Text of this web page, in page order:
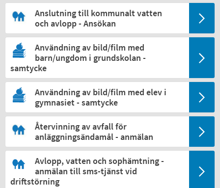
Anslutning till kommunalt vatten
och avlopp - Ansökan
Användning av bild/film med
barn/ungdom i grundskolan -
samtycke
Användning av bild/film med elev i
gymnasiet - samtycke
Återvinning av avfall för
anläggningsändamål - anmälan
Avlopp, vatten och sophämtning -
anmälan till sms-tjänst vid
driftstörning